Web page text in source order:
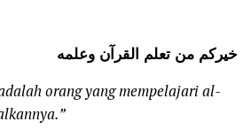
خيركم من تعلم القرآن وعلمه
orang yang mempelajari al-